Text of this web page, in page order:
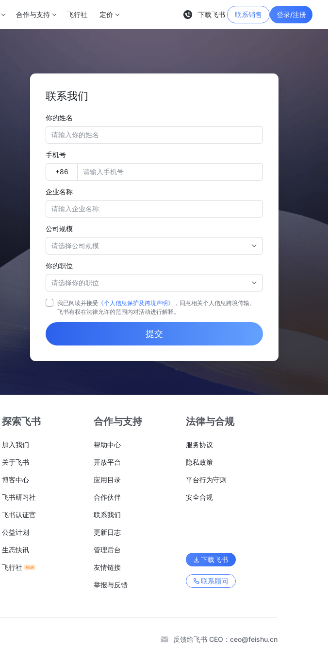
合作与支持 飞行社 定价 下载飞书 联系销售 登录/注册
联系我们
你的姓名
手机号
企业名称
公司规模
请选择公司规模
你的职位
请选择你的职位
我已阅读并接受 《个人信息保护及跨境声明》
，同意相关个人信息跨境传输。
飞书有权在法律允许的范围内对活动进行解释。
提交
探索飞书
加入我们
关于飞书
博客中心
飞书研习社
飞书认证官
公益计划
生态快讯
飞行社
合作与支持
帮助中心
开放平台
应用目录
合作伙伴
联系我们
更新日志
管理后台
友情链接
举报与反馈
法律与合规
服务协议
隐私政策
平台行为守则
安全合规
下载飞书
联系顾问
反馈给飞书 CEO： ceo@feishu.cn